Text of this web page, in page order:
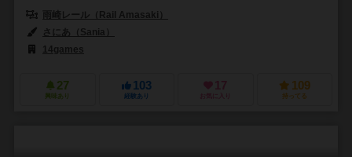
雨崎レール（Rail Amasaki）
さにあ（Sania）
14games
27
興味あり
103
経験あり
17
お気に入り
109
持ってる